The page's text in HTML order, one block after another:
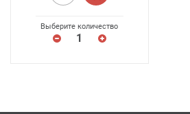
Выберите количество